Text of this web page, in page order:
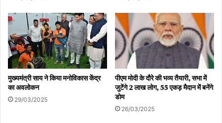
मुख्यमंत्री साय ने किया मनोविकास केंद्र
का अवलोकन
29/03/2025
पीएम मोदी के दौरे की भव्य तैयारी, सभा में
जुटेंगे 2 लाख लोग, 55 एकड़ मैदान में बनेंगे
डोम
26/03/2025